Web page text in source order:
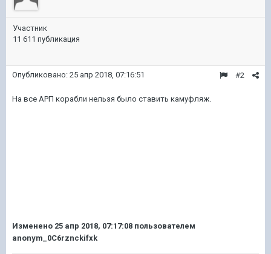
Участник
11 611 публикация
#2
Опубликовано: 25 апр 2018, 07:16:51
На все АРП корабли нельзя было ставить камуфляж.
Изменено 25 апр 2018, 07:17:08 пользователем
anonym_0C6rznckifxk